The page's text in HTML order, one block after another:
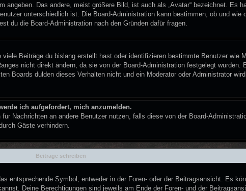
angeben. Das andere, meist größere Bild, ist auch als „Avatar“ bezeichnet. Es
unterschiedlich ist. Die Board-Administration kann bestimmen, ob und wie
du die Board-Administration nach den Gründen dafür fragen.
Beiträge du bislang erstellt hast oder identifizieren bestimmte Benutzer wie
nicht direkt ändern, da sie von der Board-Administration festgelegt wurden.
Boards dulden dieses Verhalten nicht und ein Moderator oder Administrator
ich aufgefordert, mich anzumelden.
Nachrichten an andere Benutzer nutzen, falls diese von der Board-
Gäste verhindern.
Beiträge schreiben
entsprechende Symbol, entweder in der Foren- oder der Beitragsansicht. Es
Deine Berechtigungen sind jeweils am Ende der Foren- und der